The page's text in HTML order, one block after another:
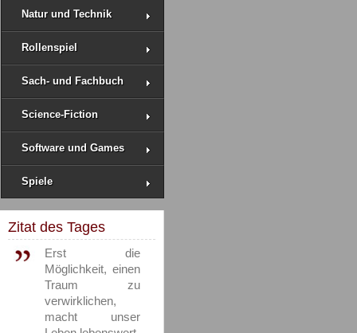
Natur und Technik
Rollenspiel
Sach- und Fachbuch
Science-Fiction
Software und Games
Spiele
Zitat des Tages
Erst die
Möglichkeit, einen
Traum zu
verwirklichen,
macht unser